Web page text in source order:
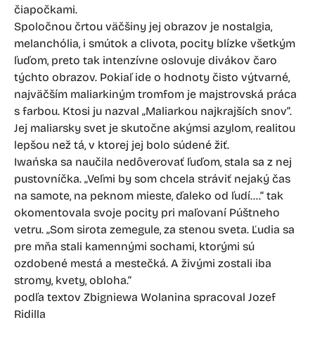
čiapočkami.
Spoločnou črtou väčšiny jej obrazov je nostalgia,
melanchólia, i smútok a clivota, pocity blízke všetkým
ľuďom, preto tak intenzívne oslovuje divákov čaro
týchto obrazov. Pokiaľ ide o hodnoty čisto výtvarné,
najväčším maliarkiným tromfom je majstrovská práca
s farbou. Ktosi ju nazval „Maliarkou najkrajších snov“.
Jej maliarsky svet je skutočne akýmsi azylom, realitou
lepšou než tá, v ktorej jej bolo súdené žiť.
Iwańska sa naučila nedôverovať ľuďom, stala sa z nej
pustovníčka. „Veľmi by som chcela stráviť nejaký čas
na samote, na peknom mieste, ďaleko od ľudí….“ tak
okomentovala svoje pocity pri maľovaní Púštneho
vetru. „Som sirota zemegule, za stenou sveta. Ľudia sa
pre mňa stali kamennými sochami, ktorými sú
ozdobené mestá a mestečká. A živými zostali iba
stromy, kvety, obloha.“
podľa textov Zbigniewa Wolanina spracoval Jozef
Ridilla